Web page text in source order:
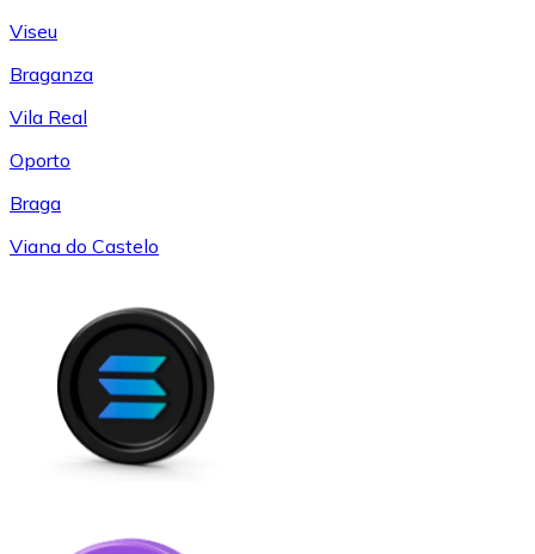
Viseu
Braganza
Vila Real
Oporto
Braga
Viana do Castelo